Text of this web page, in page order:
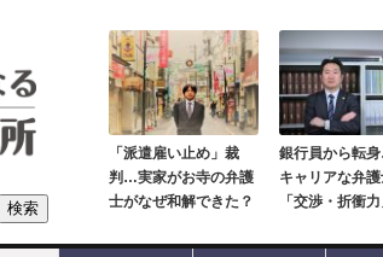
「派遣雇い止め」裁
判…実家がお寺の弁護
士がなぜ和解できた？
銀行員から転
キャリアな弁
「交渉・折衝